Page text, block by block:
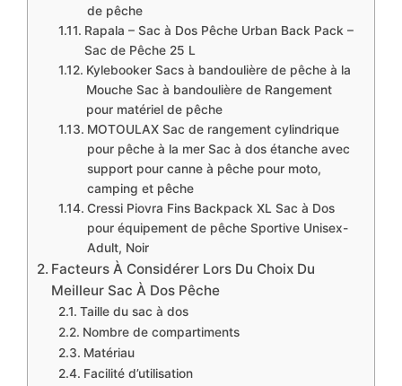
de pêche
Rapala – Sac à Dos Pêche Urban Back Pack –
Sac de Pêche 25 L
Kylebooker Sacs à bandoulière de pêche à la
Mouche Sac à bandoulière de Rangement
pour matériel de pêche
MOTOULAX Sac de rangement cylindrique
pour pêche à la mer Sac à dos étanche avec
support pour canne à pêche pour moto,
camping et pêche
Cressi Piovra Fins Backpack XL Sac à Dos
pour équipement de pêche Sportive Unisex-
Adult, Noir
Facteurs À Considérer Lors Du Choix Du
Meilleur Sac À Dos Pêche
Taille du sac à dos
Nombre de compartiments
Matériau
Facilité d’utilisation